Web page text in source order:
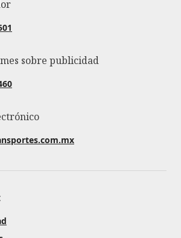
sobre publicidad